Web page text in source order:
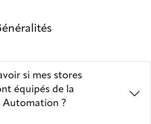
si mes stores
équipés de la
Automation ?